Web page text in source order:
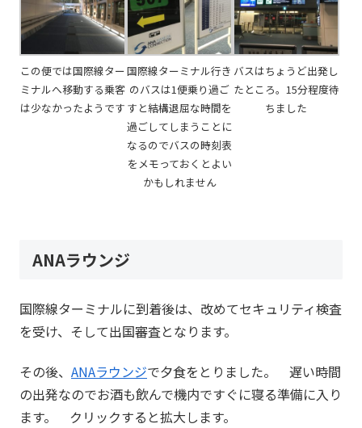
この便では国際線ター
ミナルへ移動する乗客
は少なかったようです
国際線ターミナル行き
のバスは1便乗り過ご
すと結構退屈な時間を
過ごしてしまうことに
なるのでバスの時刻表
をメモっておくとよい
かもしれません
バスはちょうど出発し
たところ。15分程度待
ちました
ANAラウンジ
国際線ターミナルに到着後は、改めてセキュリティ検査
を受け、そして出国審査となります。
その後、 ANAラウンジで夕食をとりました。 遅い時間
の出発なのでお酒も飲んで機内ですぐに寝る準備に入り
ます。 クリックすると拡大します。